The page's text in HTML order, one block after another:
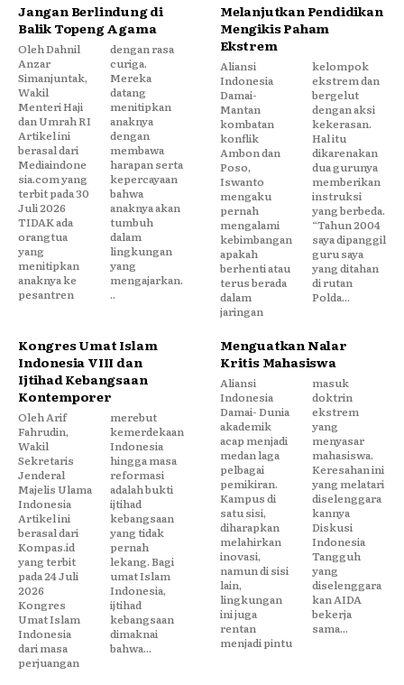
Jangan Berlindung di
Balik Topeng Agama
Oleh Dahnil
Anzar
Simanjuntak,
Wakil
Menteri Haji
dan Umrah RI
Artikel ini
berasal dari
Mediaindone
sia.com yang
terbit pada 30
Juli 2026
TIDAK ada
orangtua
yang
menitipkan
anaknya ke
pesantren
dengan rasa
curiga.
Mereka
datang
menitipkan
anaknya
dengan
membawa
harapan serta
kepercayaan
bahwa
anaknya akan
tumbuh
dalam
lingkungan
yang
mengajarkan.
..
Melanjutkan Pendidikan
Mengikis Paham
Ekstrem
Aliansi
Indonesia
Damai-
Mantan
kombatan
konflik
Ambon dan
Poso,
Iswanto
mengaku
pernah
mengalami
kebimbangan
apakah
berhenti atau
terus berada
dalam
jaringan
kelompok
ekstrem dan
bergelut
dengan aksi
kekerasan.
Hal itu
dikarenakan
dua gurunya
memberikan
instruksi
yang berbeda.
“Tahun 2004
saya dipanggil
guru saya
yang ditahan
di rutan
Polda...
Kongres Umat Islam
Indonesia VIII dan
Ijtihad Kebangsaan
Kontemporer
Oleh Arif
Fahrudin,
Wakil
Sekretaris
Jenderal
Majelis Ulama
Indonesia
Artikel ini
berasal dari
Kompas.id
yang terbit
pada 24 Juli
2026
Kongres
Umat Islam
Indonesia
dari masa
perjuangan
merebut
kemerdekaan
Indonesia
hingga masa
reformasi
adalah bukti
ijtihad
kebangsaan
yang tidak
pernah
lekang. Bagi
umat Islam
Indonesia,
ijtihad
kebangsaan
dimaknai
bahwa...
Menguatkan Nalar
Kritis Mahasiswa
Aliansi
Indonesia
Damai- Dunia
akademik
acap menjadi
medan laga
pelbagai
pemikiran.
Kampus di
satu sisi,
diharapkan
melahirkan
inovasi,
namun di sisi
lain,
lingkungan
ini juga
rentan
menjadi pintu
masuk
doktrin
ekstrem
yang
menyasar
mahasiswa.
Keresahan ini
yang melatari
diselenggara
kannya
Diskusi
Indonesia
Tangguh
yang
diselenggara
kan AIDA
bekerja
sama...